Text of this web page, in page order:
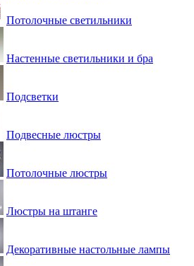
Потолочные светильники
Настенные светильники и бра
Подсветки
Подвесные люстры
Потолочные люстры
Люстры на штанге
Декоративные настольные лампы